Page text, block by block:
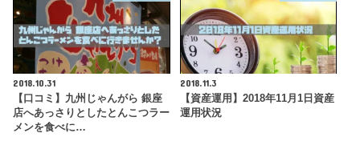
2018.10.31
【口コミ】九州じゃんがら 銀座
店へあっさりとしたとんこつラー
メンを食べに…
2018.11.3
【資産運用】2018年11月1日資産
運用状況